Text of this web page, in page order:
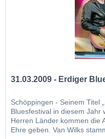
31.03.2009 - Erdiger
Schöppingen - Seinem Titel
Bluesfestival in diesem Jahr
Herren Länder kommen die
Ehre geben. Van Wilks